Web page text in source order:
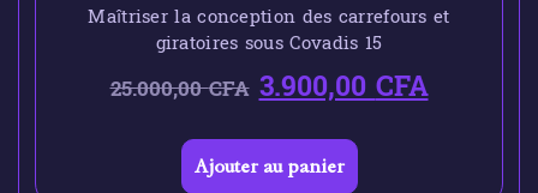
Maîtriser la conception des carrefours et
giratoires sous Covadis 15
25.000,00CFA 3.900,00CFA
Ajouter au panier